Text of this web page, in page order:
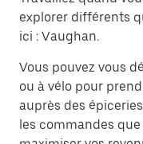
explorer différents
ici : Vaughan.
Vous pouvez vous
ou à vélo pour
auprès des
les commandes